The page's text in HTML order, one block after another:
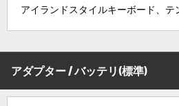
アイランドスタイルキーボード、テ
アダプター / バッテリ(標準)